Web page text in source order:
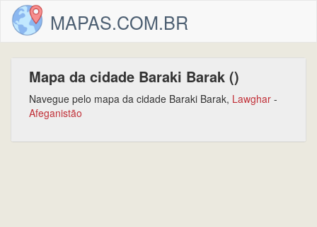
MAPAS.COM.BR
Mapa da cidade Baraki Barak ()
Navegue pelo mapa da cidade Baraki Barak, Lawghar -
Afeganistão